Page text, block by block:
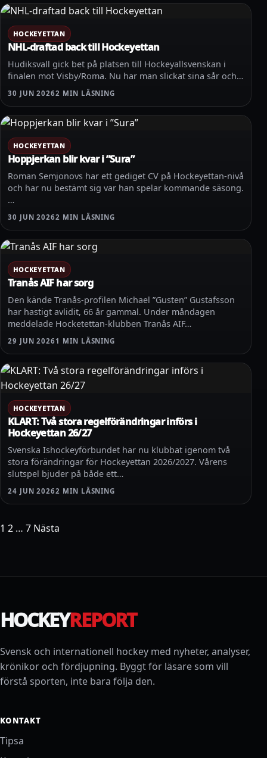
HOCKEYETTAN
NHL-draftad back till Hockeyettan
Hudiksvall gick bet på platsen till Hockeyallsvenskan i
finalen mot Visby/Roma. Nu har man slickat sina sår och…
30 JUN 20262 MIN LÄSNING
HOCKEYETTAN
Hoppjerkan blir kvar i ”Sura”
Roman Semjonovs har ett gediget CV på Hockeyettan-nivå
och har nu bestämt sig var han spelar kommande säsong.
…
30 JUN 20262 MIN LÄSNING
HOCKEYETTAN
Tranås AIF har sorg
Den kände Tranås-profilen Michael ”Gusten” Gustafsson
har hastigt avlidit, 66 år gammal. Under måndagen
meddelade Hocketettan-klubben Tranås AIF…
29 JUN 2026 1 MIN LÄSNING
HOCKEYETTAN
KLART: Två stora regelförändringar införs i
Hockeyettan 26/27
Svenska Ishockeyförbundet har nu klubbat igenom två
stora förändringar för Hockeyettan 2026/2027. Vårens
slutspel bjuder på både ett…
24 JUN 20262 MIN LÄSNING
Sidnumrering för inlägg
1 2 … 7 Nästa
HOCKEYREPORT
Svensk och internationell hockey med nyheter, analyser,
krönikor och fördjupning. Byggt för läsare som vill
förstå sporten, inte bara följa den.
KONTAKT
Tipsa